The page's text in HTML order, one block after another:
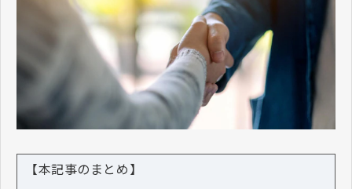
【本記事のまとめ】